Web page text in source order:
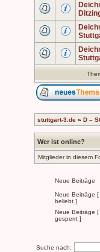
stuttgart-3.de » D –
Wer ist online?
Mitglieder in diesem
Neue Beiträge
Neue Beiträge [
beliebt ]
Neue Beiträge [
gesperrt ]
Suche nach: